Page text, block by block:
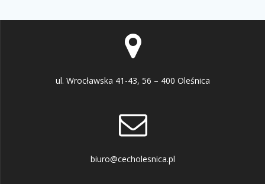
ul. Wrocławska 41-43, 56 – 400 Oleśnica
biuro@cecholesnica.pl